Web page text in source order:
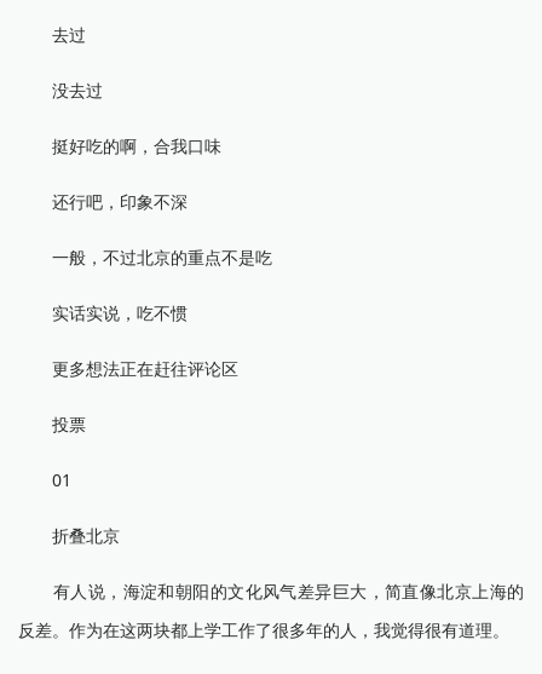
去过
没去过
挺好吃的啊，合我口味
还行吧，印象不深
一般，不过北京的重点不是吃
实话实说，吃不惯
更多想法正在赶往评论区
投票
01
折叠北京
有人说，海淀和朝阳的文化风气差异巨大，简直像北京上海的
反差。作为在这两块都上学工作了很多年的人，我觉得很有道理。